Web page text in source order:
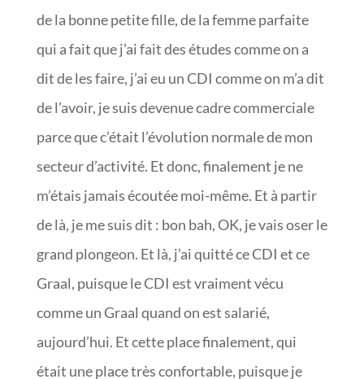
de la bonne petite fille, de la femme parfaite
qui a fait que j’ai fait des études comme on a
dit de les faire, j’ai eu un CDI comme on m’a dit
de l’avoir, je suis devenue cadre commerciale
parce que c’était l’évolution normale de mon
secteur d’activité. Et donc, finalement je ne
m’étais jamais écoutée moi-même. Et à partir
de là, je me suis dit : bon bah, OK, je vais oser le
grand plongeon. Et là, j’ai quitté ce CDI et ce
Graal, puisque le CDI est vraiment vécu
comme un Graal quand on est salarié,
aujourd’hui. Et cette place finalement, qui
était une place très confortable, puisque je